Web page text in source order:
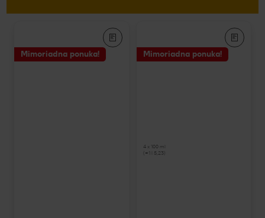
Mimoriadna ponuka! Mimoriadna ponuka!
4 x 100 ml
(=1 l 5,23)